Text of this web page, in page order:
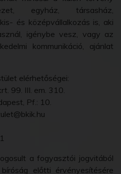
egyház, társasház,
és középvállalkozás is, aki
igénybe vesz, vagy az
kommunikáció, ajánlat
elérhetőségei:
99. III. em. 310.
Pf.: 10.
a fogyasztói jogvitából
előtti érvényesítésére